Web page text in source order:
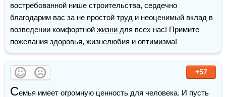
востребованной нише строительства, сердечно
благодарим вас за не простой труд и неоценимый вклад в
возведении комфортной жизни для всех нас! Примите
пожелания здоровья, жизнелюбия и оптимизма!
+57
Семья имеет огромную ценность для человека. И пусть